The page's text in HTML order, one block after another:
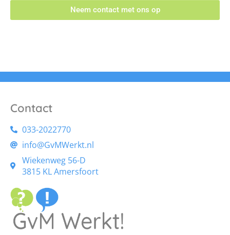
Neem contact met ons op
Contact
033-2022770
info@GvMWerkt.nl
Wiekenweg 56-D
3815 KL Amersfoort